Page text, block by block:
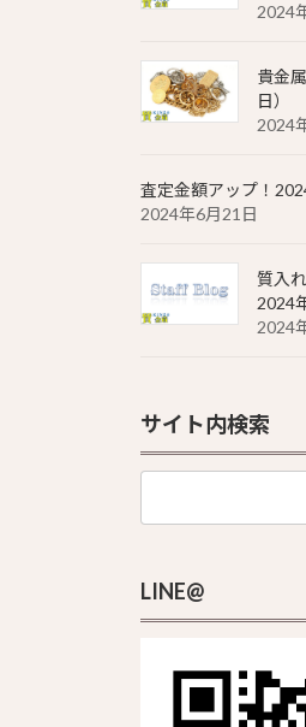
2024
貴金
日）
2024
査定金額アップ！
2024年6月21日
質入
2024
2024
サイト内検索
LINE@